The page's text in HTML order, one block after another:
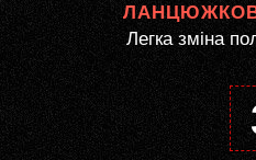
Легка зміна